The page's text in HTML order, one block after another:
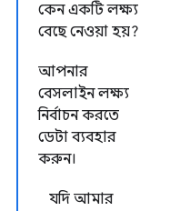
কেন একটি লক্ষ্য
বেছে নেওয়া হয়?
আপনার
বেসলাইন লক্ষ্য
নির্বাচন করতে
ডেটা ব্যবহার
করুন।
যদি আমার